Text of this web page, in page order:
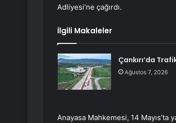
Adliyesi’ne çağırdı.
İlgili Makaleler
Çankırı’da
Ağustos 7, 2026
Anayasa Mahkemesi, 14